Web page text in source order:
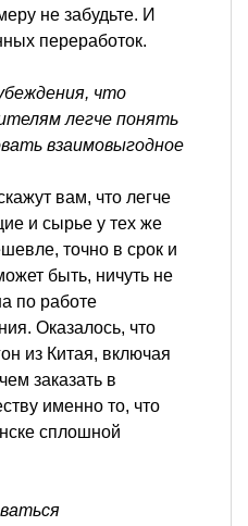
не забудьте. И
переработок.
что
легче понять
взаимовыгодное
вам, что легче
и сырье у тех же
точно в срок и
быть, ничуть не
по работе
Оказалось, что
из Китая, включая
заказать в
именно то, что
сплошной